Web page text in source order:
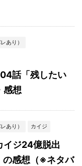
あり）
話「残したい
感想
あり） カイジ
イジ24億脱出
感想（※ネタバ